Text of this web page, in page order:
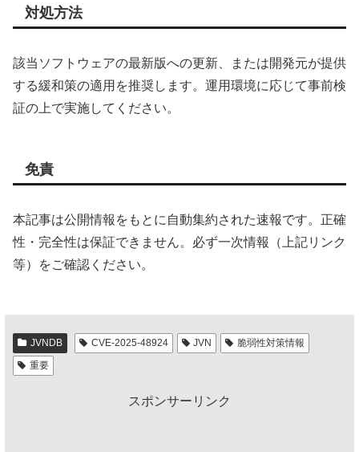
対処方法
該当ソフトウェアの最新版への更新、または開発元が提供
する緩和策の適用を推奨します。運用環境に応じて事前検
証の上で実施してください。
免責
本記事は公開情報をもとに自動集約された速報です。正確
性・完全性は保証できません。必ず一次情報（上記リンク
等）をご確認ください。
JVNDB CVE-2025-48924 JVN
脆弱性対策情報
重要
スポンサーリンク